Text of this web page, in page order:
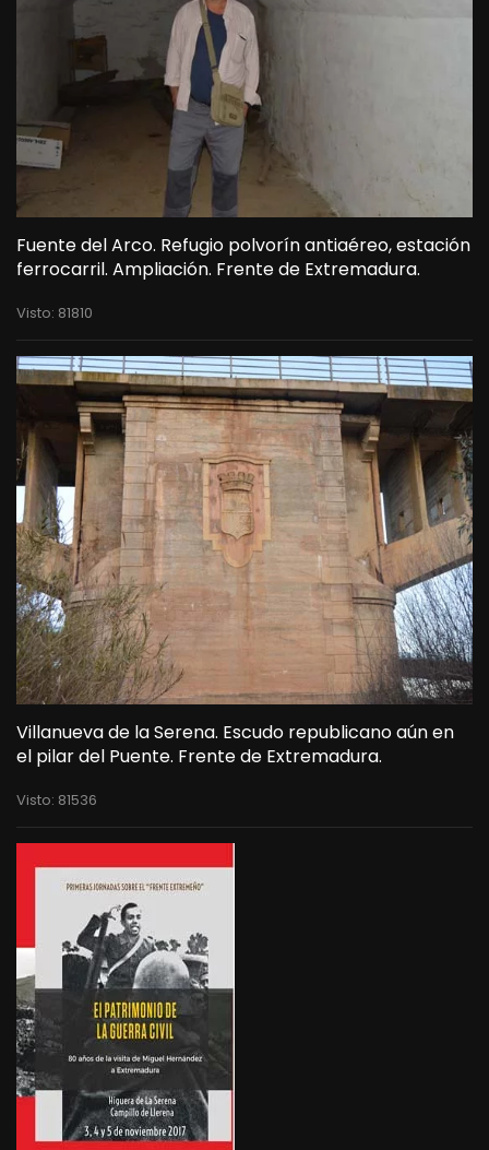
Fuente del Arco. Refugio polvorín antiaéreo, estación
ferrocarril. Ampliación. Frente de Extremadura.
Visto: 81810
Villanueva de la Serena. Escudo republicano aún en
el pilar del Puente. Frente de Extremadura.
Visto: 81536